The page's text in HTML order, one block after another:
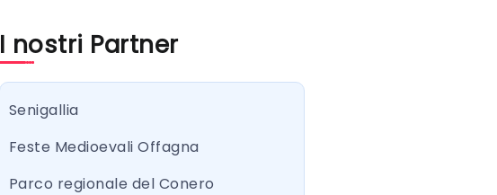
I nostri Partner
Senigallia
Feste Medioevali Offagna
Parco regionale del Conero